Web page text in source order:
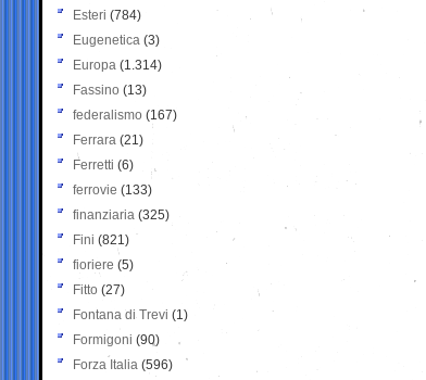
Esteri (784)
Eugenetica (3)
Europa (1.314)
Fassino (13)
federalismo (167)
Ferrara (21)
Ferretti (6)
ferrovie (133)
finanziaria (325)
Fini (821)
fioriere (5)
Fitto (27)
Fontana di Trevi (1)
Formigoni (90)
Forza Italia (596)